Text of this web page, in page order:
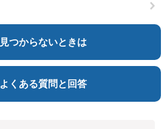
見つからないときは
よくある質問と回答